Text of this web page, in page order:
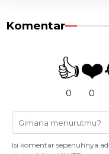
Komentar
👍
0
❤️
0
Isi komentar sepenuhnya